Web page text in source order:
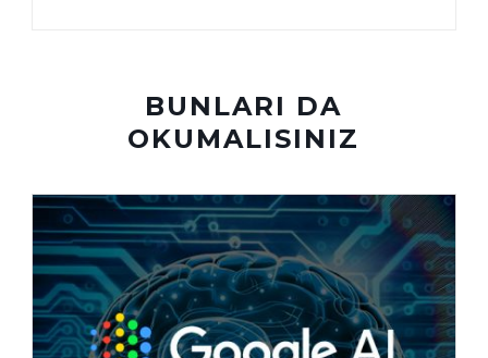
BUNLARI DA
OKUMALISINIZ